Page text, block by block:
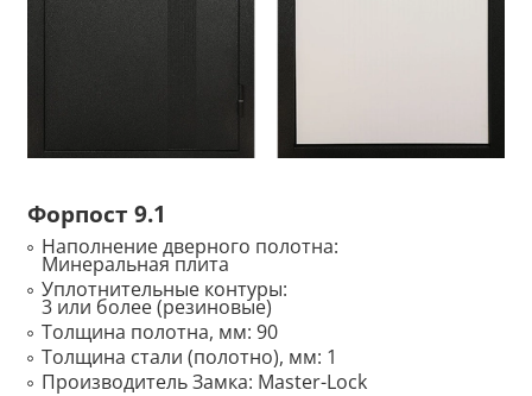
Форпост 9.1
Наполнение дверного полотна:
Минеральная плита
Уплотнительные контуры:
3 или более (резиновые)
Толщина полотна, мм: 90
Толщина стали (полотно), мм: 1
Производитель Замка: Master-Lock